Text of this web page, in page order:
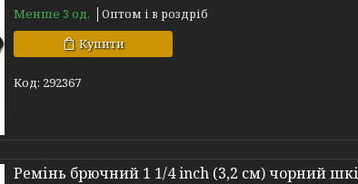
Менше 3 од. Оптом і в роздріб
Купити
292367
Ремінь брючний 1 1/4 inch (3,2 см) чорний